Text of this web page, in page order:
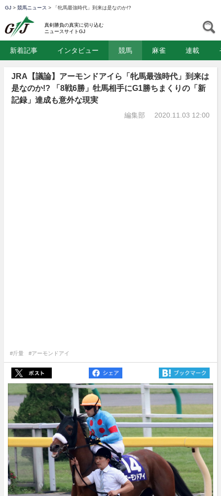
GJ > 競馬ニュース > 「牝馬最強時代」到来は是なのか!?
真剣勝負の真実に切り込む
ニュースサイトGJ
新着記事 インタビュー 競馬 麻雀 連載
JRA【議論】アーモンドアイら「牝馬最強時代」到来は
是なのか!? 「8戦6勝」牡馬相手にG1勝ちまくりの「新
記録」達成も意外な現実
編集部 2020.11.03 12:00
#斤量 #アーモンドアイ